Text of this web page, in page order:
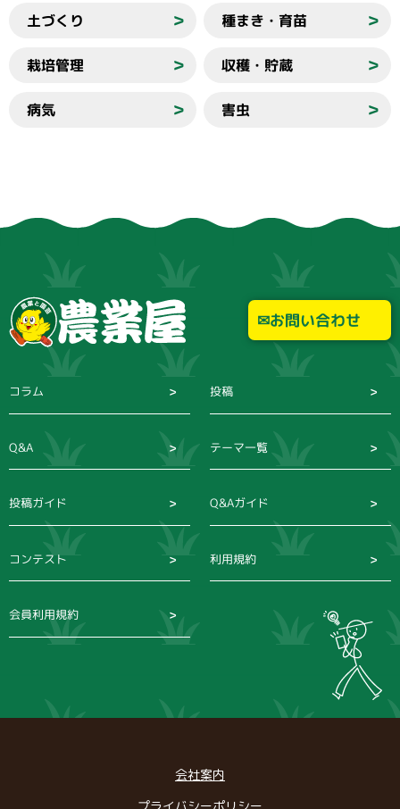
土づくり ＞ 種まき・育苗 ＞
栽培管理 ＞ 収穫・貯蔵 ＞
病気 ＞ 害虫 ＞
お問い合わせ
コラム 投稿
Q&A テーマ一覧
投稿ガイド Q&Aガイド
コンテスト 利用規約
会員利用規約
会社案内
プライバシーポリシー